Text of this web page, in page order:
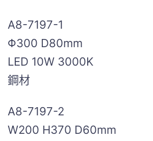
A8-7197-1
Φ300 D80mm
LED 10W 3000K
鋼材
A8-7197-2
W200 H370 D60mm